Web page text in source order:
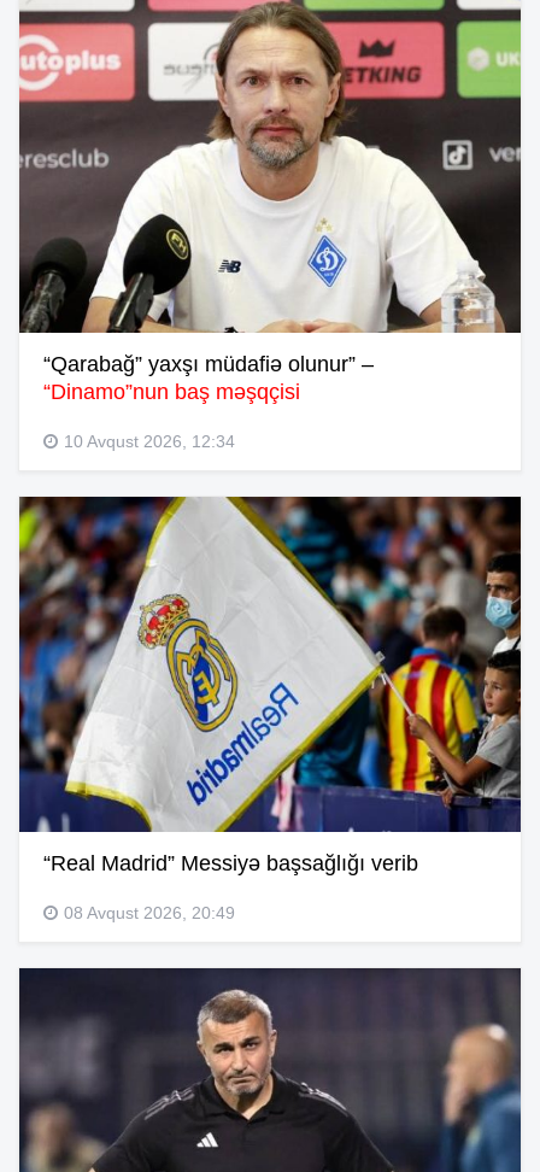
“Qarabağ” yaxşı müdafiə olunur” –
“Dinamo”nun baş məşqçisi
10 Avqust 2026, 12:34
“Real Madrid” Messiyə başsağlığı verib
08 Avqust 2026, 20:49